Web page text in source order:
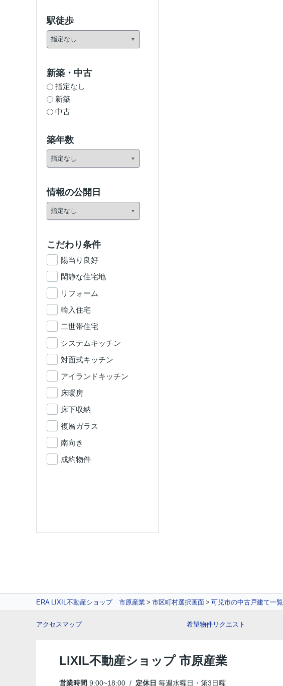
駅徒歩
新築・中古
指定なし
新築
中古
築年数
情報の公開日
こだわり条件
陽当り良好
閑静な住宅地
リフォーム
輸入住宅
二世帯住宅
システムキッチン
対面式キッチン
アイランドキッチン
床暖房
床下収納
複層ガラス
南向き
成約物件
ERA LIXIL不動産ショップ 市原産業 市区町村選択画面 可児市の中古戸建て一覧
アクセスマップ 希望物件リクエスト
LIXIL不動産ショップ 市原産業
営業時間 9:00~18:00 / 定休日 毎週水曜日・第3日曜